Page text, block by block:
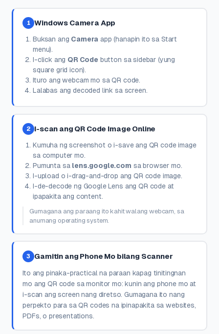
1 Windows Camera App
Buksan ang Camera app (hanapin ito sa Start
menu).
I-click ang QR Code button sa sidebar (yung
square grid icon).
Ituro ang webcam mo sa QR code.
Lalabas ang decoded link sa screen.
2 I-scan ang QR Code Image Online
Kumuha ng screenshot o i-save ang QR code image
sa computer mo.
Pumunta sa lens.google.com sa browser mo.
I-upload o i-drag-and-drop ang QR code image.
I-de-decode ng Google Lens ang QR code at
ipapakita ang content.
Gumagana ang paraang ito kahit walang webcam, sa
anumang operating system.
3 Gamitin ang Phone Mo bilang Scanner
Ito ang pinaka-practical na paraan kapag tinitingnan
mo ang QR code sa monitor mo: kunin ang phone mo at
i-scan ang screen nang diretso. Gumagana ito nang
perpekto para sa QR codes na ipinapakita sa websites,
PDFs, o presentations.